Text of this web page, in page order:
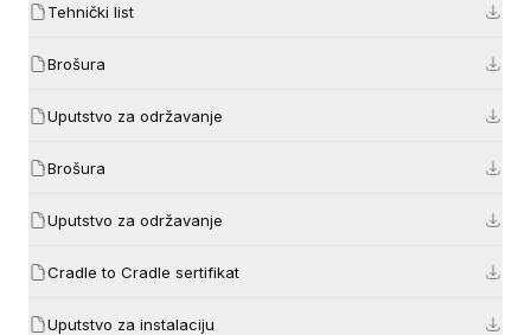
Tehnički list
Brošura
Uputstvo za održavanje
Brošura
Uputstvo za održavanje
Cradle to Cradle sertifikat
Uputstvo za instalaciju